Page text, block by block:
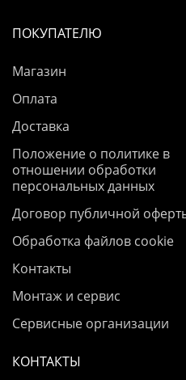
ПОКУПАТЕЛЮ
Магазин
Оплата
Доставка
Положение о политике в
отношении обработки
персональных данных
Договор публичной
Обработка файлов cookie
Контакты
Монтаж и сервис
Сервисные организации
КОНТАКТЫ